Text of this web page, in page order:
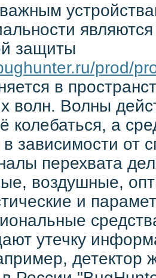
являются
защиты
prod/
в
волн. Волны
колебаться, а
зависимости от
перехвата
воздушные,
и
утечку
детектор